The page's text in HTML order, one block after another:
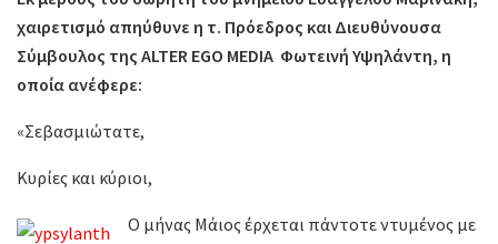
χαιρετισμό απηύθυνε η τ. Πρόεδρος και Διευθύνουσα
Σύμβουλος της ALTER EGO MEDIA Φωτεινή Υψηλάντη, η
οποία ανέφερε:
«Σεβασμιώτατε,
Κυρίες και κύριοι,
Ο μήνας Μάιος έρχεται πάντοτε ντυμένος με